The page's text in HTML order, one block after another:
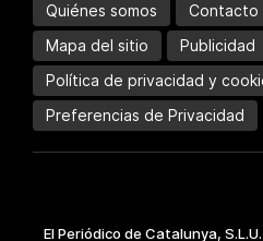
Quiénes somos Contacto
Mapa del sitio
Publicidad
Política de privacidad y
Preferencias de Privacidad